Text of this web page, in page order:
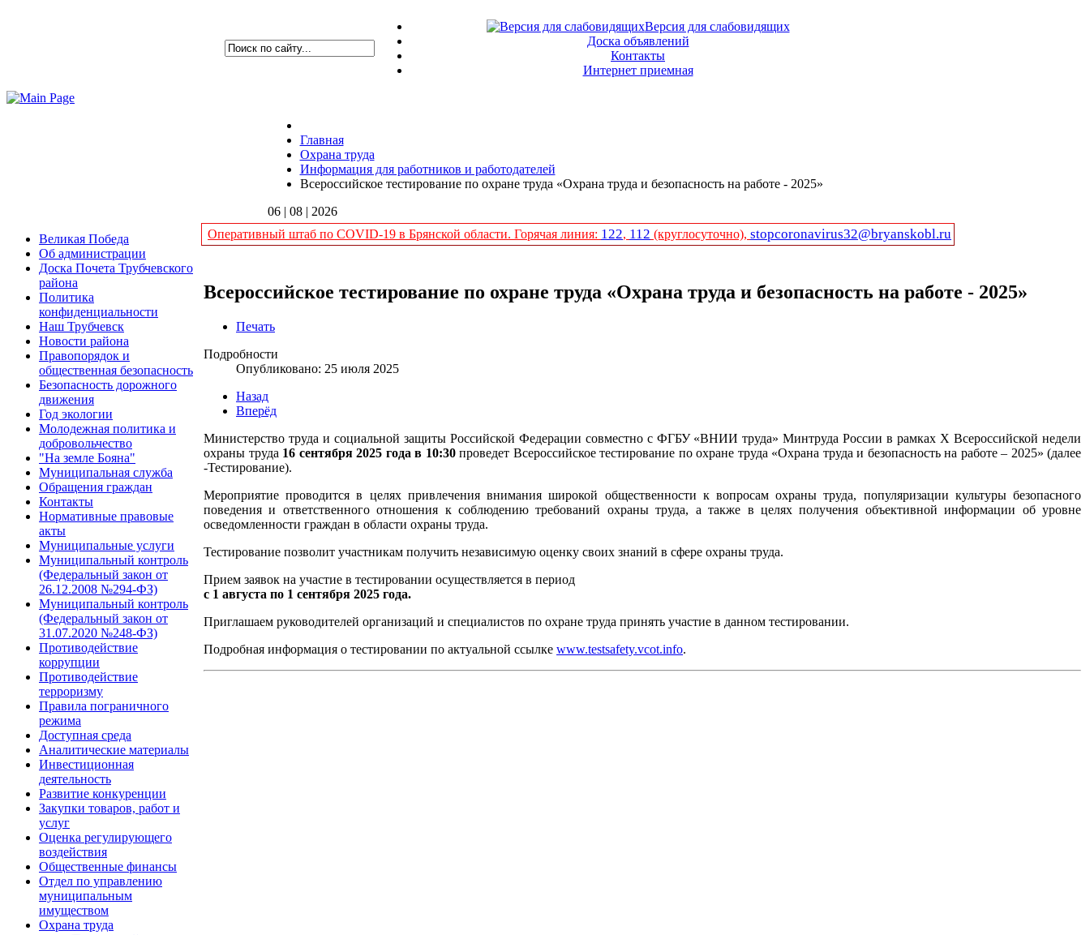
Версия для слабовидящих
Доска объявлений
Контакты
Интернет приемная
Главная
Охрана труда
Информация для работников и работодателей
Всероссийское тестирование по охране труда «Охрана труда и безопасность на работе - 2025»
06 | 08 | 2026
Великая Победа
Об администрации
Доска Почета Трубчевского
района
Политика
конфиденциальности
Наш Трубчевск
Новости района
Правопорядок и
общественная безопасность
Безопасность дорожного
движения
Год экологии
Молодежная политика и
добровольчество
"На земле Бояна"
Муниципальная служба
Обращения граждан
Контакты
Нормативные правовые
акты
Муниципальные услуги
Муниципальный контроль
(Федеральный закон от
26.12.2008 №294-ФЗ)
Муниципальный контроль
(Федеральный закон от
31.07.2020 №248-ФЗ)
Противодействие
коррупции
Противодействие
терроризму
Правила пограничного
режима
Доступная среда
Аналитические материалы
Инвестиционная
деятельность
Развитие конкуренции
Закупки товаров, работ и
услуг
Оценка регулирующего
воздействия
Общественные финансы
Отдел по управлению
муниципальным
имуществом
Охрана труда
Оперативный штаб по COVID-19 в Брянской области. Горячая линия: 122, 112 (круглосуточно), stopcoronavirus32@bryanskobl.ru
Всероссийское тестирование по охране труда «Охрана труда и безопасность на работе - 2025»
Печать
Подробности
Опубликовано: 25 июля 2025
Назад
Вперёд
Министерство труда и социальной защиты Российской Федерации совместно с ФГБУ «ВНИИ труда» Минтруда России в рамках X Всероссийской недели
охраны труда 16 сентября 2025 года в 10:30проведет Всероссийское тестирование по охране труда «Охрана труда и безопасность на работе – 2025» (далее
-Тестирование).
Мероприятие проводится в целях привлечения внимания широкой общественности к вопросам охраны труда, популяризации культуры безопасного
поведения и ответственного отношения к соблюдению требований охраны труда, а также в целях получения объективной информации об уровне
осведомленности граждан в области охраны труда.
Тестирование позволит участникам получить независимую оценку своих знаний в сфере охраны труда.
Прием заявок на участие в тестировании осуществляется в период
с 1 августа по 1 сентября 2025 года.
Приглашаем руководителей организаций и специалистов по охране труда принять участие в данном тестировании.
Подробная информация о тестировании по актуальной ссылке www.testsafety.vcot.info.